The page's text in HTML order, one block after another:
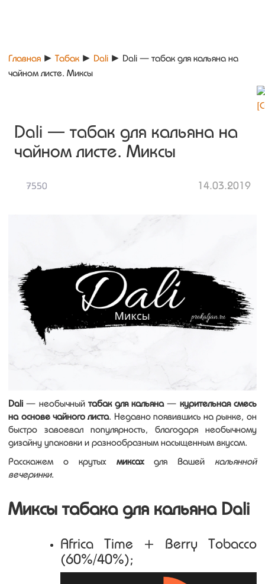
Главная ►Табак ► Dali ► Dali — табак для кальяна на
чайном листе. Миксы
Dali — табак для кальяна на
чайном листе. Миксы
14.03.2019
7550
Dali — необычный табак для кальяна— курительная смесь
на основе чайного листа. Недавно появившись на рынке, он
быстро завоевал популярность, благодаря необычному
дизайну упаковки и разнообразным насыщенным вкусам.
Расскажем о крутых миксахдля Вашей кальянной
вечеринки.
Миксы табака для кальяна Dali
Africa Time + Berry Tobacco
(60%/40%);